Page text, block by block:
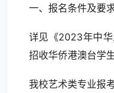
一、报名条件及要
详见《2023年中
招收华侨港澳台学
我校艺术类专业报